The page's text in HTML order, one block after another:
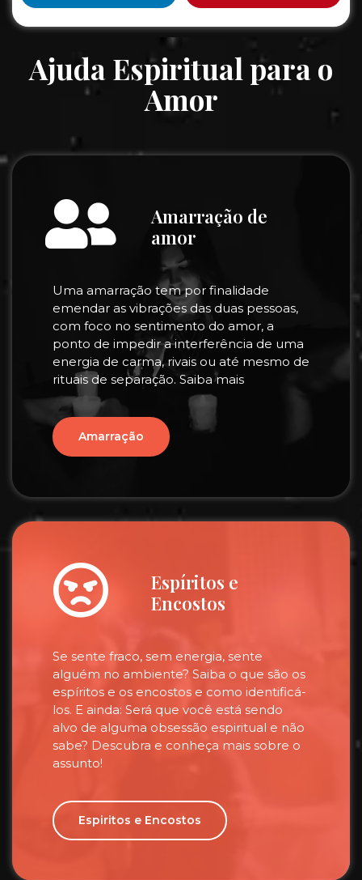
Ajuda Espiritual para o
Amor
Amarração de
amor
Uma amarração tem por finalidade
emendar as vibrações das duas pessoas,
com foco no sentimento do amor, a
ponto de impedir a interferência de uma
energia de carma, rivais ou até mesmo de
rituais de separação. Saiba mais
Amarração
Espíritos e
Encostos
Se sente fraco, sem energia, sente
alguém no ambiente? Saiba o que são os
espíritos e os encostos e como identificá-
los. E ainda: Será que você está sendo
alvo de alguma obsessão espiritual e não
sabe? Descubra e conheça mais sobre o
assunto!
Espiritos e Encostos